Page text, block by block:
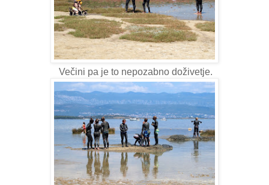
Večini pa je to nepozabno doživetje.